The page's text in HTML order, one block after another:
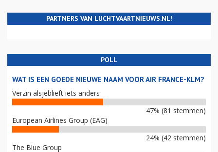
PARTNERS VAN LUCHTVAARTNIEUWS.NL!
POLL
WAT IS EEN GOEDE NIEUWE NAAM VOOR AIR FRANCE-KLM?
Verzin alsjeblieft iets anders
47% (81 stemmen)
European Airlines Group (EAG)
24% (42 stemmen)
The Blue Group